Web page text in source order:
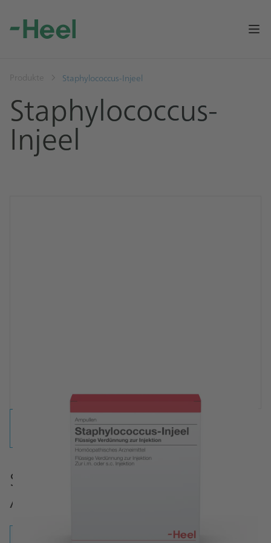
Produkte Staphylococcus-Injeel
Staphylococcus-
Injeel
Staphylococcus-Injeel
Ampullen